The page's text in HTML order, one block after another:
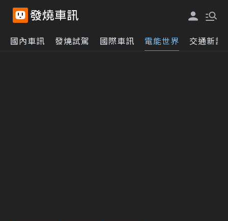
國內車訊 發燒試駕 國際車訊 電能世界 交通新訊